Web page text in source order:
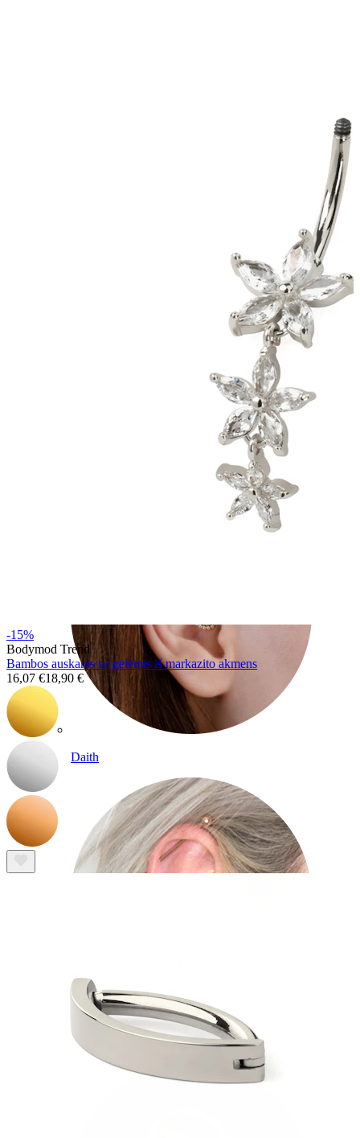
Daith
Industrial
-15%
Bodymod Trend
Bambos auskaras su gėlėmis iš markazito akmens
16,07 €18,90 €